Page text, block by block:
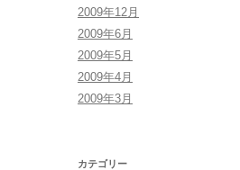
2009年12月
2009年6月
2009年5月
2009年4月
2009年3月
カテゴリー